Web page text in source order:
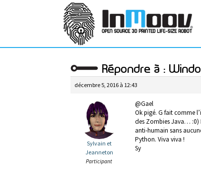
Répondre à :
décembre 5, 2016 à 12:43
Sylvain et
Jeanneton
Participant
@Gael
Ok pigé. G fait comme
des Zombies Java… :0)
anti-humain sans
Python. Viva viva !
Sy